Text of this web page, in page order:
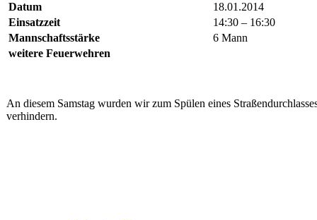
Datum
18.01.2014
Einsatzzeit
14:30 – 16:30
Mannschaftsstärke
6 Mann
weitere Feuerwehren
An diesem Samstag wurden wir zum Spülen eines
verhindern.